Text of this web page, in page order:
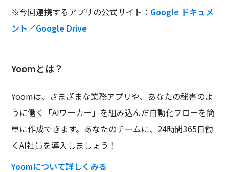
※今回連携するアプリの公式サイト： Google ドキュメ
ント／Google Drive
Yoomとは？
Yoomは、さまざまな業務アプリや、あなたの秘書のよ
うに働く「AIワーカー」を組み込んだ自動化フローを簡
単に作成できます。あなたのチームに、24時間365日働
くAI社員を導入しましょう！
Yoomについて詳しくみる